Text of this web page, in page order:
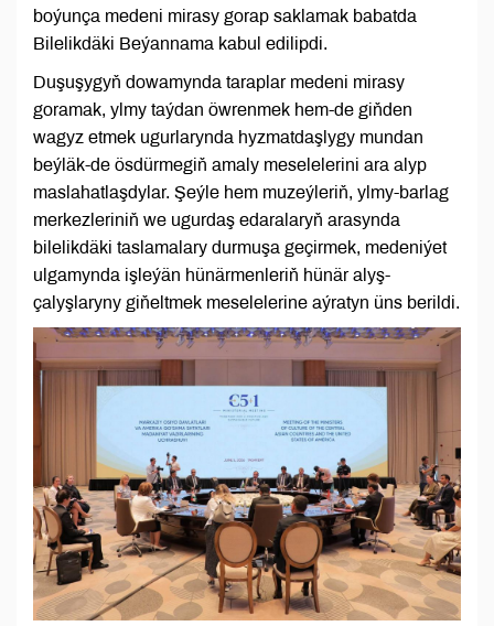
boýunça medeni mirasy gorap saklamak babatda
Bilelikdäki Beýannama kabul edilipdi.
Duşuşygyň dowamynda taraplar medeni mirasy
goramak, ylmy taýdan öwrenmek hem-de giňden
wagyz etmek ugurlarynda hyzmatdaşlygy mundan
beýläk-de ösdürmegiň amaly meselelerini ara alyp
maslahatlaşdylar. Şeýle hem muzeýleriň, ylmy-barlag
merkezleriniň we ugurdaş edaralaryň arasynda
bilelikdäki taslamalary durmuşa geçirmek, medeniýet
ulgamynda işleýän hünärmenleriň hünär alyş-
çalyşlaryny giňeltmek meselelerine aýratyn üns berildi.